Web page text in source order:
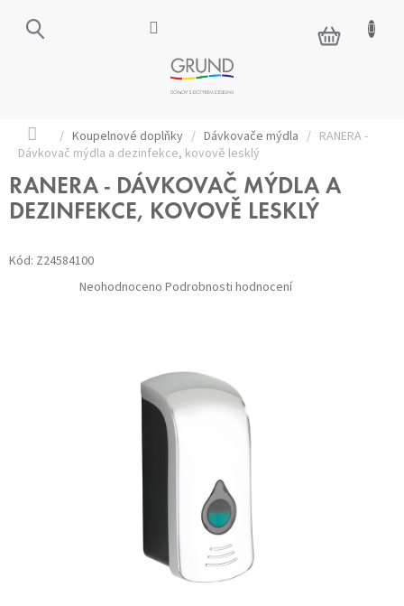
NÁKUPNÍ
KOŠÍK
Domů
/ Koupelnové doplňky / Dávkovače mýdla / RANERA -
Dávkovač mýdla a dezinfekce, kovově lesklý
RANERA - DÁVKOVAČ MÝDLA A
DEZINFEKCE, KOVOVĚ LESKLÝ
Kód: Z24584100
Průměrné
hodnocení
Neohodnoceno Podrobnosti hodnocení